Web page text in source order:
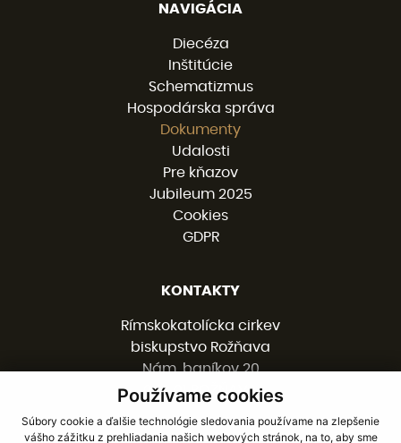
Používame cookies
Súbory cookie a ďalšie technológie sledovania používame na zlepšenie
vášho zážitku z prehliadania našich webových stránok, na to, aby sme
NAVIGÁCIA
Diecéza
Inštitúcie
Schematizmus
Hospodárska správa
Dokumenty
Udalosti
Pre kňazov
Jubileum 2025
Cookies
GDPR
KONTAKTY
Rímskokatolícka cirkev
biskupstvo Rožňava
Nám. baníkov 20
048 01 ROŽŇAVA